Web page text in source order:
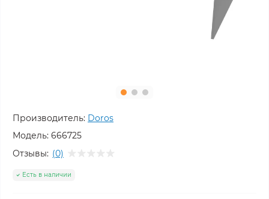
Производитель: Doros
Модель: 666725
Отзывы: (0)
Есть в наличии